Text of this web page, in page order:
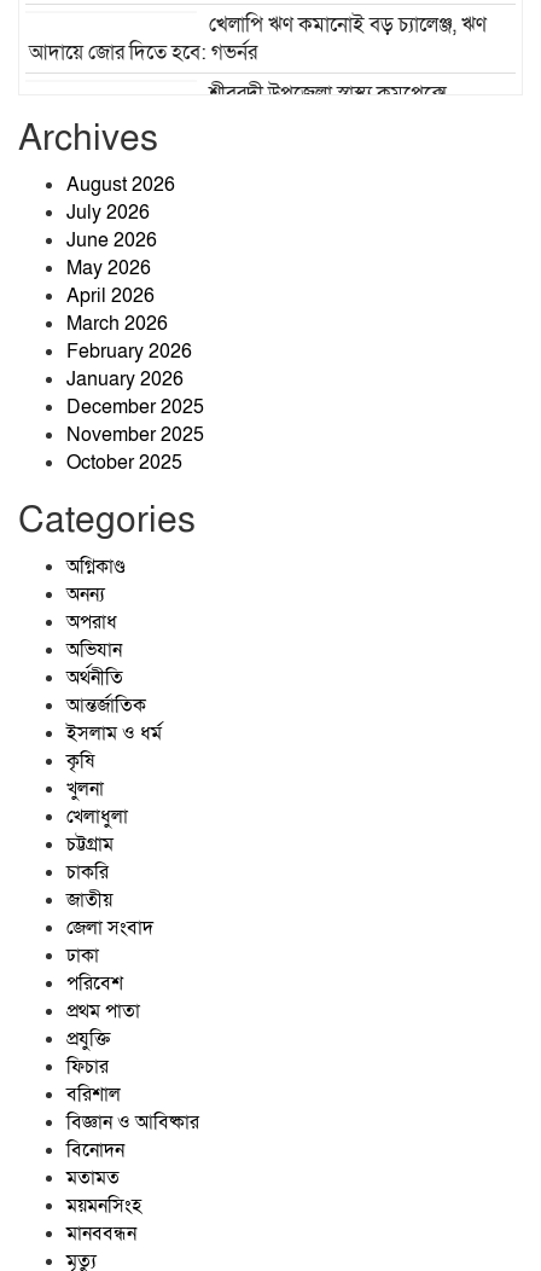
খেলাপি ঋণ কমানোই বড় চ্যালেঞ্জ, ঋণ
আদায়ে জোর দিতে হবে: গভর্নর
শ্রীবরদী উপজেলা স্বাস্থ্য কমপ্লেক্সে
হাসপাতাল ব্যবস্থাপনা কমিটির সভা অনুষ্ঠিত
Archives
August 2026
July 2026
June 2026
May 2026
April 2026
March 2026
February 2026
January 2026
December 2025
November 2025
October 2025
Categories
অগ্নিকাণ্ড
অনন্য
অপরাধ
অভিযান
অর্থনীতি
আন্তর্জাতিক
ইসলাম ও ধর্ম
কৃষি
খুলনা
খেলাধুলা
চট্টগ্রাম
চাকরি
জাতীয়
জেলা সংবাদ
ঢাকা
পরিবেশ
প্রথম পাতা
প্রযুক্তি
ফিচার
বরিশাল
বিজ্ঞান ও আবিষ্কার
বিনোদন
মতামত
ময়মনসিংহ
মানববন্ধন
মৃত্যু